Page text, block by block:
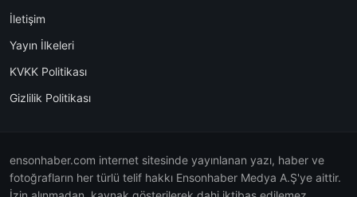
İletişim
Yayın İlkeleri
KVKK Politikası
Gizlilik Politikası
ensonhaber.com internet sitesinde yayınlanan yazı, haber ve
fotoğrafların her türlü telif hakkı Ensonhaber Medya A.Ş'ye aittir.